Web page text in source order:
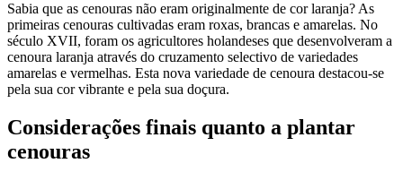
Sabia que as cenouras não eram originalmente de cor laranja? As
primeiras cenouras cultivadas eram roxas, brancas e amarelas. No
século XVII, foram os agricultores holandeses que desenvolveram a
cenoura laranja através do cruzamento selectivo de variedades
amarelas e vermelhas. Esta nova variedade de cenoura destacou-se
pela sua cor vibrante e pela sua doçura​.
Considerações finais quanto a plantar
cenouras